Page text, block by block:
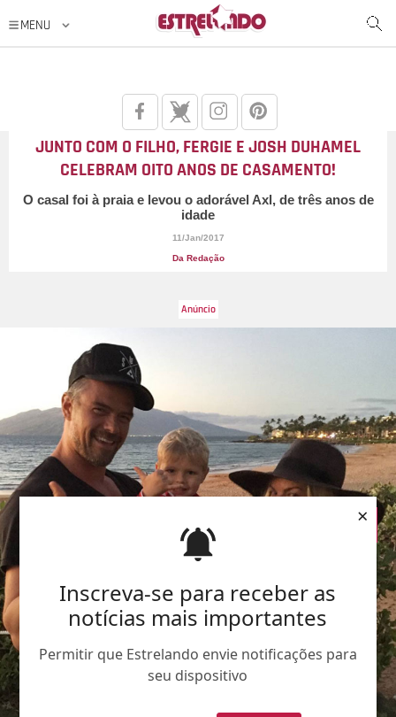
Inscreva-se para receber as
notícias mais importantes
Permitir que Estrelando envie notificações para
seu dispositivo
×
JUNTO COM O FILHO, FERGIE E JOSH DUHAMEL
CELEBRAM OITO ANOS DE CASAMENTO!
O casal foi à praia e levou o adorável Axl, de três anos de
idade
11/Jan/2017
Da Redação